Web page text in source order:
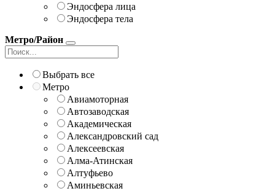
Эндосфера лица
Эндосфера тела
Метро/Район
Выбрать все
Метро
Авиамоторная
Автозаводская
Академическая
Александровский сад
Алексеевская
Алма-Атинская
Алтуфьево
Аминьевская